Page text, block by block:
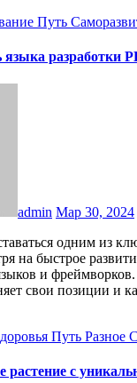
Путь
языка разработки
admin Мар 30, 2024
на быстрое
и
свои позиции и
Путь Разное
растение с